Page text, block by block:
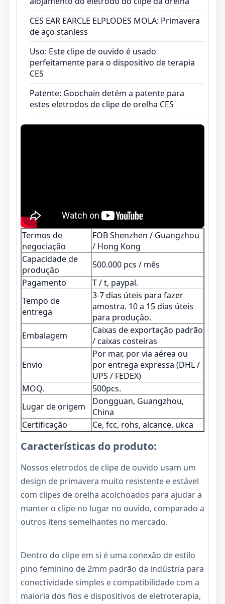
CES EAR EARCLE ELPLODES MOLA: Primavera
de aço stanless
Uso: Este clipe de ouvido é usado
perfeitamente para o dispositivo de terapia
CES
Patente: Goochain detém a patente para
estes eletrodos de clipe de orelha CES
Termos de
negociação
FOB Shenzhen / Guangzhou
/ Hong Kong
Capacidade de
produção
500.000 pcs / mês
Pagamento
T / t, paypal.
Tempo de
entrega
3-7 dias úteis para fazer
amostra. 10 a 15 dias úteis
para produção.
Embalagem
Caixas de exportação padrão
/ caixas costeiras
Envio
Por mar, por via aérea ou
por entrega expressa (DHL /
UPS / FEDEX)
MOQ.
500pcs.
Lugar de origem
Dongguan, Guangzhou,
China
Certificação
Ce, fcc, rohs, alcance, ukca
Características do produto:
Nossos eletrodos de clipe de ouvido usam um
design de primavera muito resistente e estável
com clipes de orelha acolchoados para ajudar a
manter o clipe no lugar no ouvido, comparado a
outros itens semelhantes no mercado.
Dentro do clipe em si é uma conexão de estilo
pino feminino de 2mm padrão da indústria para
conectividade simples e compatibilidade com a
maioria dos fios e dispositivos de eletroterapia,